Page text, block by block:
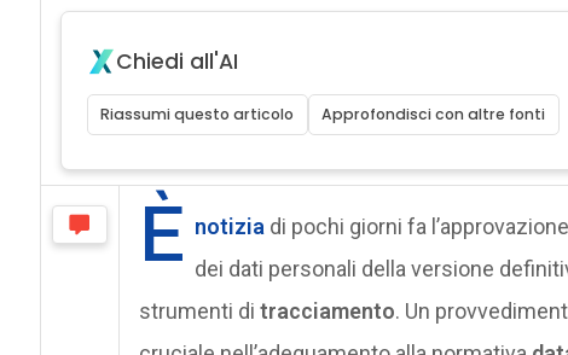
Chiedi all'AI
Riassumi questo articolo Approfondisci con altre fonti
È notizia di pochi giorni fa
dei dati personali della versione
strumenti di tracciamento. Un